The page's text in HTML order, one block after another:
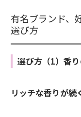
有名ブランド、
選び方
選び方（1）香
リッチな香りが続